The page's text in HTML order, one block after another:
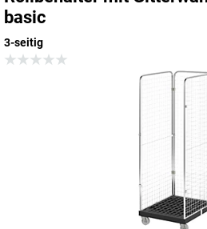
basic
3-seitig